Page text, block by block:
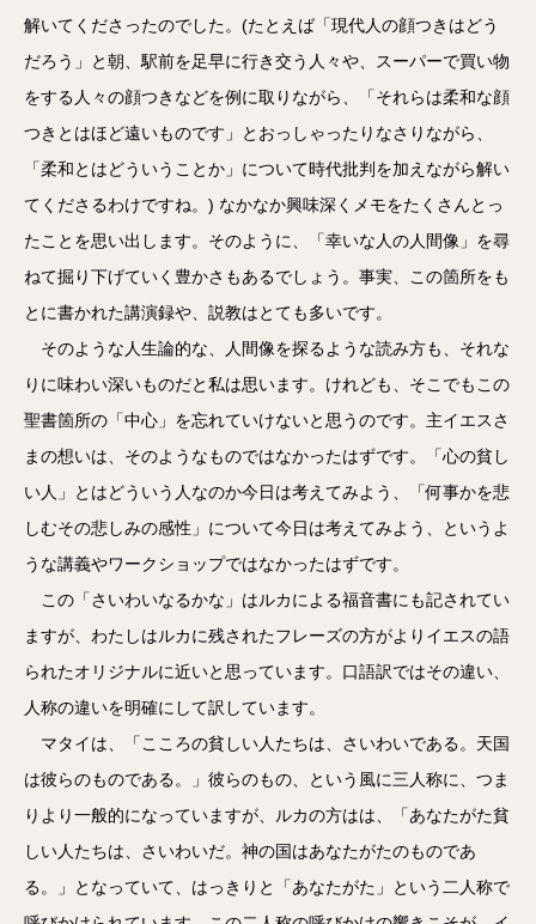
解いてくださったのでした。(たとえば「現代人の顔つきはどう
だろう」と朝、駅前を足早に行き交う人々や、スーパーで買い物
をする人々の顔つきなどを例に取りながら、「それらは柔和な顔
つきとはほど遠いものです」とおっしゃったりなさりながら、
「柔和とはどういうことか」について時代批判を加えながら解い
てくださるわけですね。) なかなか興味深くメモをたくさんとっ
たことを思い出します。そのように、「幸いな人の人間像」を尋
ねて掘り下げていく豊かさもあるでしょう。事実、この箇所をも
とに書かれた講演録や、説教はとても多いです。
そのような人生論的な、人間像を探るような読み方も、それな
りに味わい深いものだと私は思います。けれども、そこでもこの
聖書箇所の「中心」を忘れていけないと思うのです。主イエスさ
まの想いは、そのようなものではなかったはずです。「心の貧し
い人」とはどういう人なのか今日は考えてみよう、「何事かを悲
しむその悲しみの感性」について今日は考えてみよう、というよ
うな講義やワークショップではなかったはずです。
この「さいわいなるかな」はルカによる福音書にも記されてい
ますが、わたしはルカに残されたフレーズの方がよりイエスの語
られたオリジナルに近いと思っています。口語訳ではその違い、
人称の違いを明確にして訳しています。
マタイは、「こころの貧しい人たちは、さいわいである。天国
は彼らのものである。」彼らのもの、という風に三人称に、つま
りより一般的になっていますが、ルカの方はは、「あなたがた貧
しい人たちは、さいわいだ。神の国はあなたがたのものであ
る。」となっていて、はっきりと「あなたがた」という二人称で